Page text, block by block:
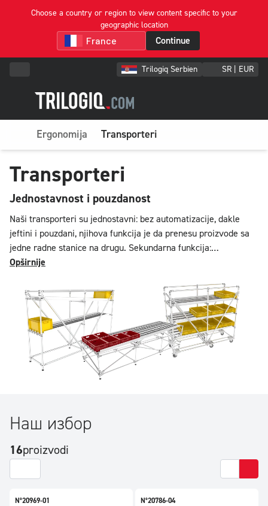
Choose a country or region to view content specific to your
geographic location
Continue
Trilogiq Serbien SR | EUR
Ergonomija Transporteri
Transporteri
Jednostavnost i pouzdanost
Naši transporteri su jednostavni: bez automatizacije, dakle
jeftini i pouzdani, njihova funkcija je da prenesu proizvode sa
jedne radne stanice na drugu. Sekundarna funkcija:
privremeno skladište među stanicama. Naši transporteri se
Mogu se integrisati specifični ergonomski uređaji za branje,
kao i oprema iz našeg asortimana dodatne opreme.
Opširnije
Наш избор
16proizvodi
N°20969-01 N°20786-04